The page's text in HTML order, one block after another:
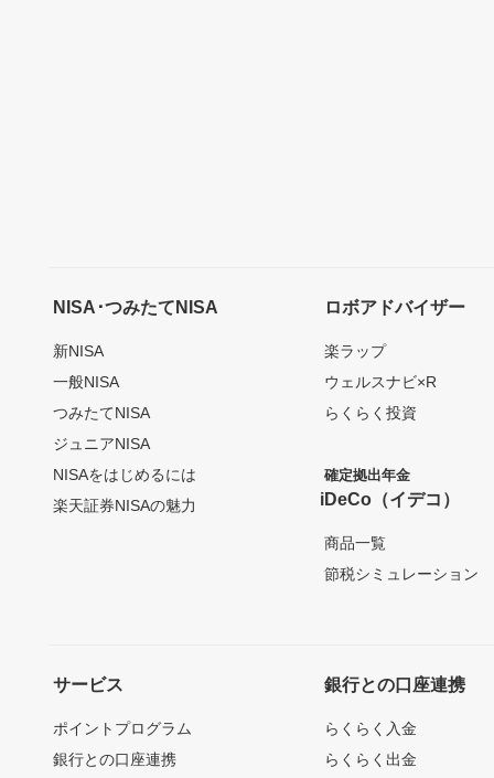
NISA･つみたてNISA
新NISA
一般NISA
つみたてNISA
ジュニアNISA
NISAをはじめるには
楽天証券NISAの魅力
ロボアドバイザー
楽ラップ
ウェルスナビ×R
らくらく投資
確定拠出年金
iDeCo（イデコ）
商品一覧
節税シミュレーション
サービス
ポイントプログラム
銀行との口座連携
銀行との口座連携
らくらく入金
らくらく出金